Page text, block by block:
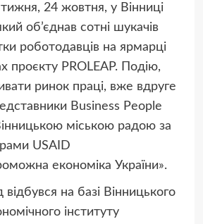
24 жовтня, у Вінниці
об’єднав сотні шукачів
роботодавців на ярмарці
проєкту PROLEAP. Подію,
ринок праці, вже вдруге
Business People
міською радою за
USAID
економіка України».
відбувся на базі Вінницького
інституту